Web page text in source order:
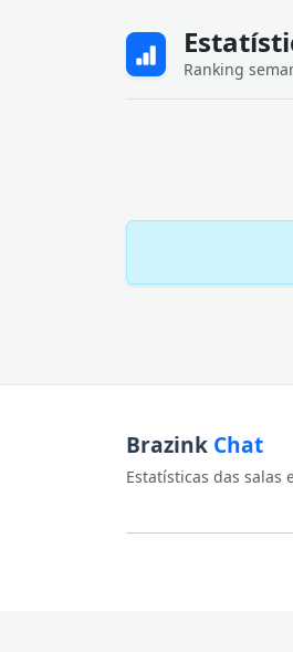
Ranking
Brazink Chat
Estatísticas das salas